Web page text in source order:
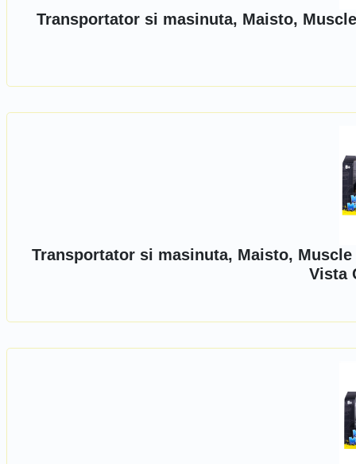
Transportator si masinuta, Maisto,
Transportator si masinuta, Maisto,
Vista